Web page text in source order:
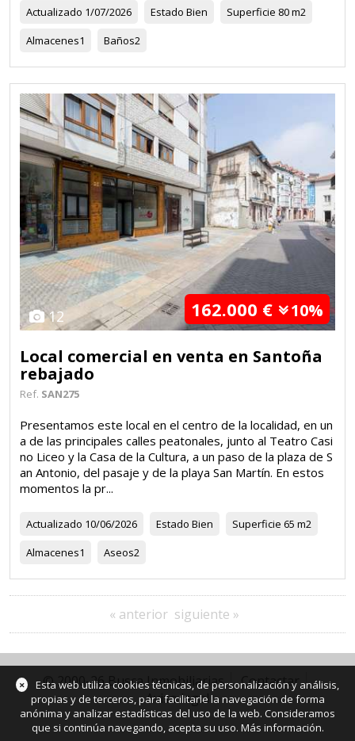
Actualizado 1/07/2026 Estado Bien Superficie 80 m2
Almacenes1 Baños2
12 162.000 € 10%
Local comercial en venta en Santoña
rebajado
Ref. SAN275
Presentamos este local en el centro de la localidad, en un
a de las principales calles peatonales, junto al Teatro Casi
no Liceo y la Casa de la Cultura, a un paso de la plaza de S
an Antonio, del pasaje y de la playa San Martín. En estos
momentos la pr...
Actualizado 10/06/2026 Estado Bien Superficie 65 m2
Almacenes1 Aseos2
« anterior siguiente »
© 2000-26 Busca Inmobiliarias
Contactar
Aviso legal
×
Esta web utiliza cookies técnicas, de personalización y análisis,
propias y de terceros, para facilitarle la navegación de forma
anónima y analizar estadísticas del uso de la web. Consideramos
que si continúa navegando, acepta su uso. Más información.